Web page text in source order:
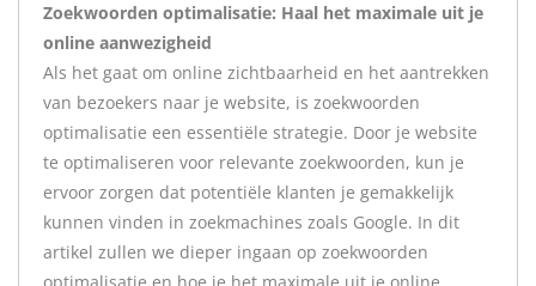
Zoekwoorden optimalisatie: Haal het maximale uit je
online aanwezigheid
Als het gaat om online zichtbaarheid en het aantrekken
van bezoekers naar je website, is zoekwoorden
optimalisatie een essentiële strategie. Door je website
te optimaliseren voor relevante zoekwoorden, kun je
ervoor zorgen dat potentiële klanten je gemakkelijk
kunnen vinden in zoekmachines zoals Google. In dit
artikel zullen we dieper ingaan op zoekwoorden